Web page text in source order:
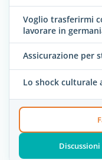
Voglio trasferirmi
lavorare in
Assicurazione per
Lo shock culturale